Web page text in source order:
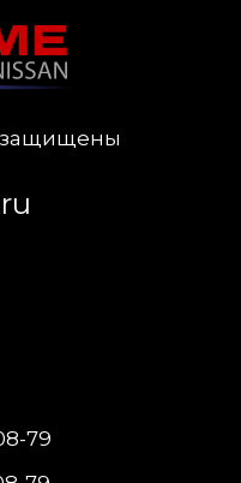
защищены
79